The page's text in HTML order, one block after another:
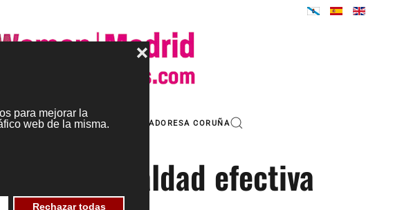
PRENSAEDICIONESPATROCINADORESA CORUÑA
la igualdad efectiva